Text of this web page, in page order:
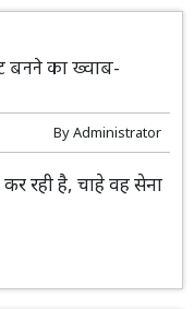
का ख्वाब-
ByAdministrator
सेक्टर में काम कर
अन्य विभाग हो।